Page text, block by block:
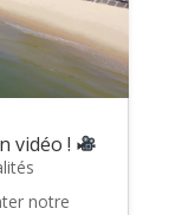
vidéo !
notre